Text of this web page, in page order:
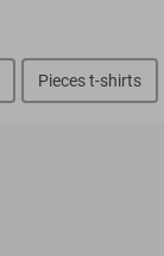
Pieces t-shirts